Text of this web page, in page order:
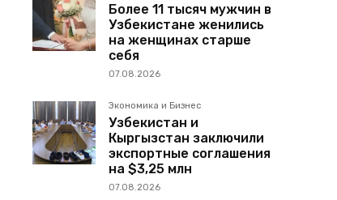
Более 11 тысяч мужчин в
Узбекистане женились
на женщинах старше
себя
07.08.2026
Экономика и Бизнес
Узбекистан и
Кыргызстан заключили
экспортные соглашения
на $3,25 млн
07.08.2026